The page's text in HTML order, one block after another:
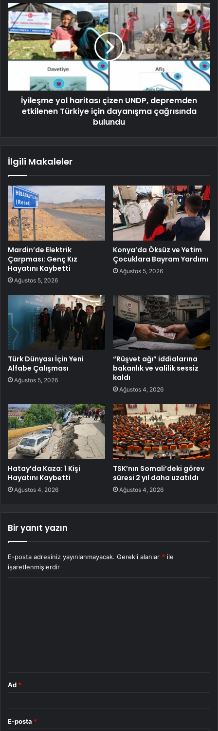
İyileşme yol haritası çizen UNDP, depremden
etkilenen Türkiye için dayanışma çağrısında
bulundu
İlgili Makaleler
Mardin’de Elektrik
Çarpması: Genç Kız
Hayatını Kaybetti
Ağustos 5, 2026
Konya’da Öksüz ve Yetim
Çocuklara Bayram Yardımı
Ağustos 5, 2026
Türk Dünyası İçin Yeni
Alfabe Çalışması
Ağustos 5, 2026
“Rüşvet ağı” iddialarına
bakanlık ve valilik sessiz
kaldı
Ağustos 4, 2026
Hatay’da Kaza: 1 Kişi
Hayatını Kaybetti
Ağustos 4, 2026
TSK’nın Somali’deki görev
süresi 2 yıl daha uzatıldı
Ağustos 4, 2026
Bir yanıt yazın
E-posta adresiniz yayınlanmayacak. Gerekli alanlar * ile
işaretlenmişlerdir
Ad *
E-posta *